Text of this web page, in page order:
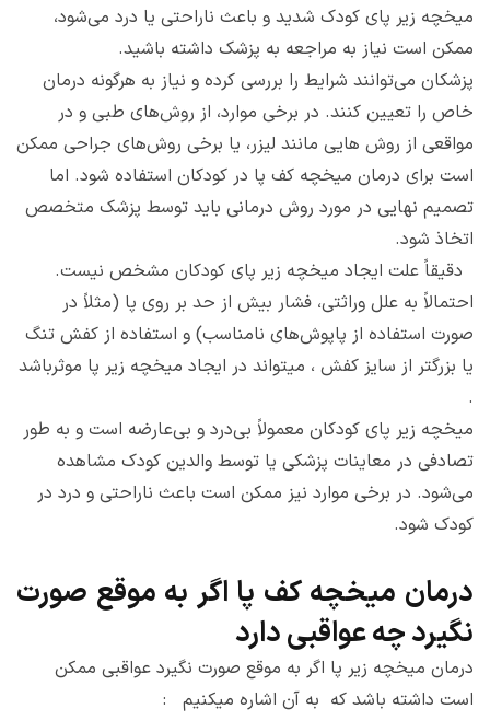
میخچه زیر پای کودک شدید و باعث ناراحتی یا درد می‌شود،
ممکن است نیاز به مراجعه به پزشک داشته باشید.
پزشکان می‌توانند شرایط را بررسی کرده و نیاز به هرگونه درمان
خاص را تعیین کنند. در برخی موارد، از روش‌های طبی و در
مواقعی از روش هایی مانند لیزر، یا برخی روش‌های جراحی ممکن
است برای درمان میخچه کف پا در کودکان استفاده شود. اما
تصمیم نهایی در مورد روش درمانی باید توسط پزشک متخصص
اتخاذ شود.
دقیقاً علت ایجاد میخچه زیر پای کودکان مشخص نیست.
احتمالاً به علل وراثتی، فشار بیش از حد بر روی پا (مثلاً در
صورت استفاده از پاپوش‌های نامناسب) و استفاده از کفش تنگ
یا بزرگتر از سایز کفش ، میتواند در ایجاد میخچه زیر پا موثرباشد
.
میخچه زیر پای کودکان معمولاً بی‌درد و بی‌عارضه است و به طور
تصادفی در معاینات پزشکی یا توسط والدین کودک مشاهده
می‌شود. در برخی موارد نیز ممکن است باعث ناراحتی و درد در
کودک شود.
درمان میخچه کف پا اگر به موقع صورت
نگیرد چه عواقبی دارد
درمان میخچه زیر پا اگر به موقع صورت نگیرد عواقبی ممکن
است داشته باشد که به آن اشاره میکنیم :